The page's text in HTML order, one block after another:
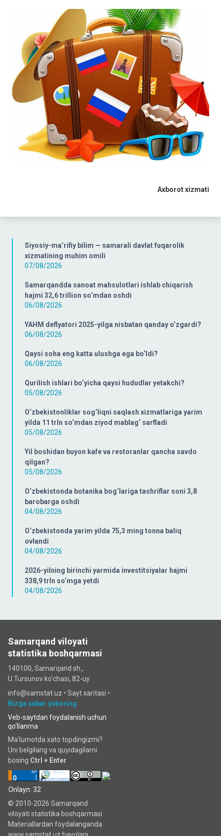
Siyosiy-ma’rifiy bilim — samarali davlat fuqarolik
xizmatining muhim omili
07/08/2026
Samarqandda sanoat mahsulotlari ishlab chiqarish
hajmi 32,6 trillion so‘mdan oshdi
06/08/2026
YAHM deflyatori 2025-yilga nisbatan qanday o‘zgardi?
06/08/2026
Qaysi soha eng katta ulushga ega bo‘ldi?
06/08/2026
Qurilish ishlari bo‘yicha qaysi hududlar yetakchi?
05/08/2026
O‘zbekistonliklar sog‘liqni saqlash xizmatlariga yarim
yilda 11 trln so‘mdan ziyod mablag‘ sarfladi
05/08/2026
Yil boshidan buyon kafe va restoranlar qancha savdo
qilgan?
05/08/2026
O‘zbekistonda botanika bog‘lariga tashriflar soni 3,8
barobarga oshdi
04/08/2026
O‘zbekistonda yarim yilda 75,3 ming tonna baliq
ovlandi
04/08/2026
2026-yilning birinchi yarmida investitsiyalar hajmi
338,9 trln so‘mga yetdi
04/08/2026
Axborot xizmati
Samarqand viloyati
statistika boshqarmasi
140100, Samarqand sh.,
U.Tursunov ko‘chаsi, 82-uy
info@samstat.uz • Sayt xaritasi •
Bizga xabar yuboring
Veb-saytdan foydalanish uchun
qo‘llanma
Ma'lumotda xato topdingizmi?
Uni belgilang va quyidagilarni
bosing Ctrl + Enter
Onlayn: 32
© 2010-2026 Samarqand
viloyati statistika boshqarmasi
Materiallardan foydalanganda